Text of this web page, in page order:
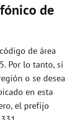
de
de área
Por lo tanto, si
o se desea
en esta
el prefijo